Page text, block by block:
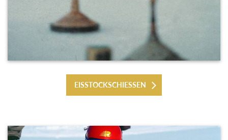
EISSTOCKSCHIESSEN